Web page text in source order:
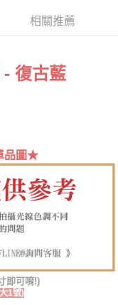
轉至「AFTEE先享後付」
連結，可透過四大超商／
易完成。
效，需透過AFTEE先享
面顯示為準，若有關於
support/home
先享後付」服務完成之交
人之同意方可使用
失，本公司不負相關責
之用戶狀況，依本公司即
查看運費
相關推薦
復古藍
品圖★
即可唷!)
1號)